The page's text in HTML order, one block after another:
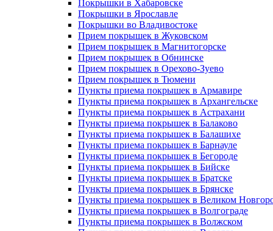
Покрышки в Хабаровске
Покрышки в Ярославле
Покрышки во Владивостоке
Прием покрышек в Жуковском
Прием покрышек в Магнитогорске
Прием покрышек в Обнинске
Прием покрышек в Орехово-Зуево
Прием покрышек в Тюмени
Пункты приема покрышек в Армавире
Пункты приема покрышек в Архангельске
Пункты приема покрышек в Астрахани
Пункты приема покрышек в Балаково
Пункты приема покрышек в Балашихе
Пункты приема покрышек в Барнауле
Пункты приема покрышек в Бегороде
Пункты приема покрышек в Бийске
Пункты приема покрышек в Братске
Пункты приема покрышек в Брянске
Пункты приема покрышек в Великом
Пункты приема покрышек в Волгограде
Пункты приема покрышек в Волжском